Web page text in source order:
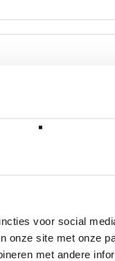
voor social
onze site met onze
met andere